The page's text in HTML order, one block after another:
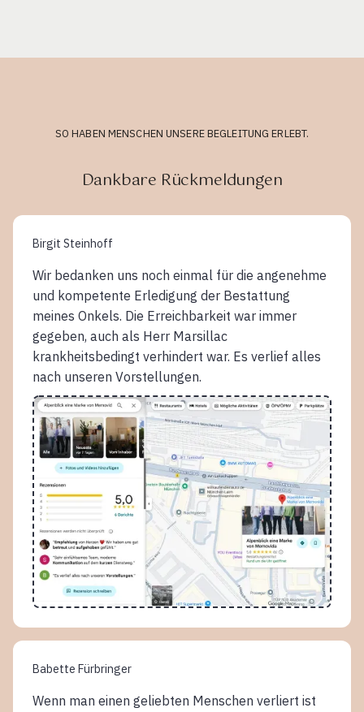
SO HABEN MENSCHEN UNSERE BEGLEITUNG ERLEBT.
Dankbare Rückmeldungen
Birgit Steinhoff
Wir bedanken uns noch einmal für die angenehme
und kompetente Erledigung der Bestattung
meines Onkels. Die Erreichbarkeit war immer
gegeben, auch als Herr Marsillac
krankheitsbedingt verhindert war. Es verlief alles
nach unseren Vorstellungen.
Babette Fürbringer
Wenn man einen geliebten Menschen verliert ist